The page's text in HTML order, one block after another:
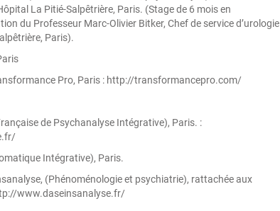
La Pitié-Salpêtrière, Paris. (Stage de 6 mois en
du Professeur Marc-Olivier Bitker, Chef de service d’urologie
Paris).
Pro, Paris : http://transformancepro.com/
de Psychanalyse Intégrative), Paris. :
Intégrative), Paris.
(Phénoménologie et psychiatrie), rattachée aux
www.daseinsanalyse.fr/